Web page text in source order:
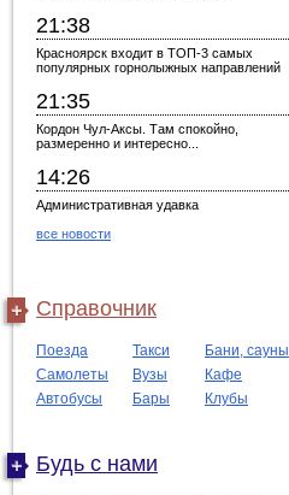
21:38
Красноярск входит в ТОП-3 самых
популярных горнолыжных направлений
21:35
Кордон Чул-Аксы. Там спокойно,
размеренно и интересно...
14:26
Административная удавка
все новости
Справочник
Поезда Такси
Бани, сауны
Самолеты
Вузы
Кафе
Автобусы
Бары Клубы
Будь с нами